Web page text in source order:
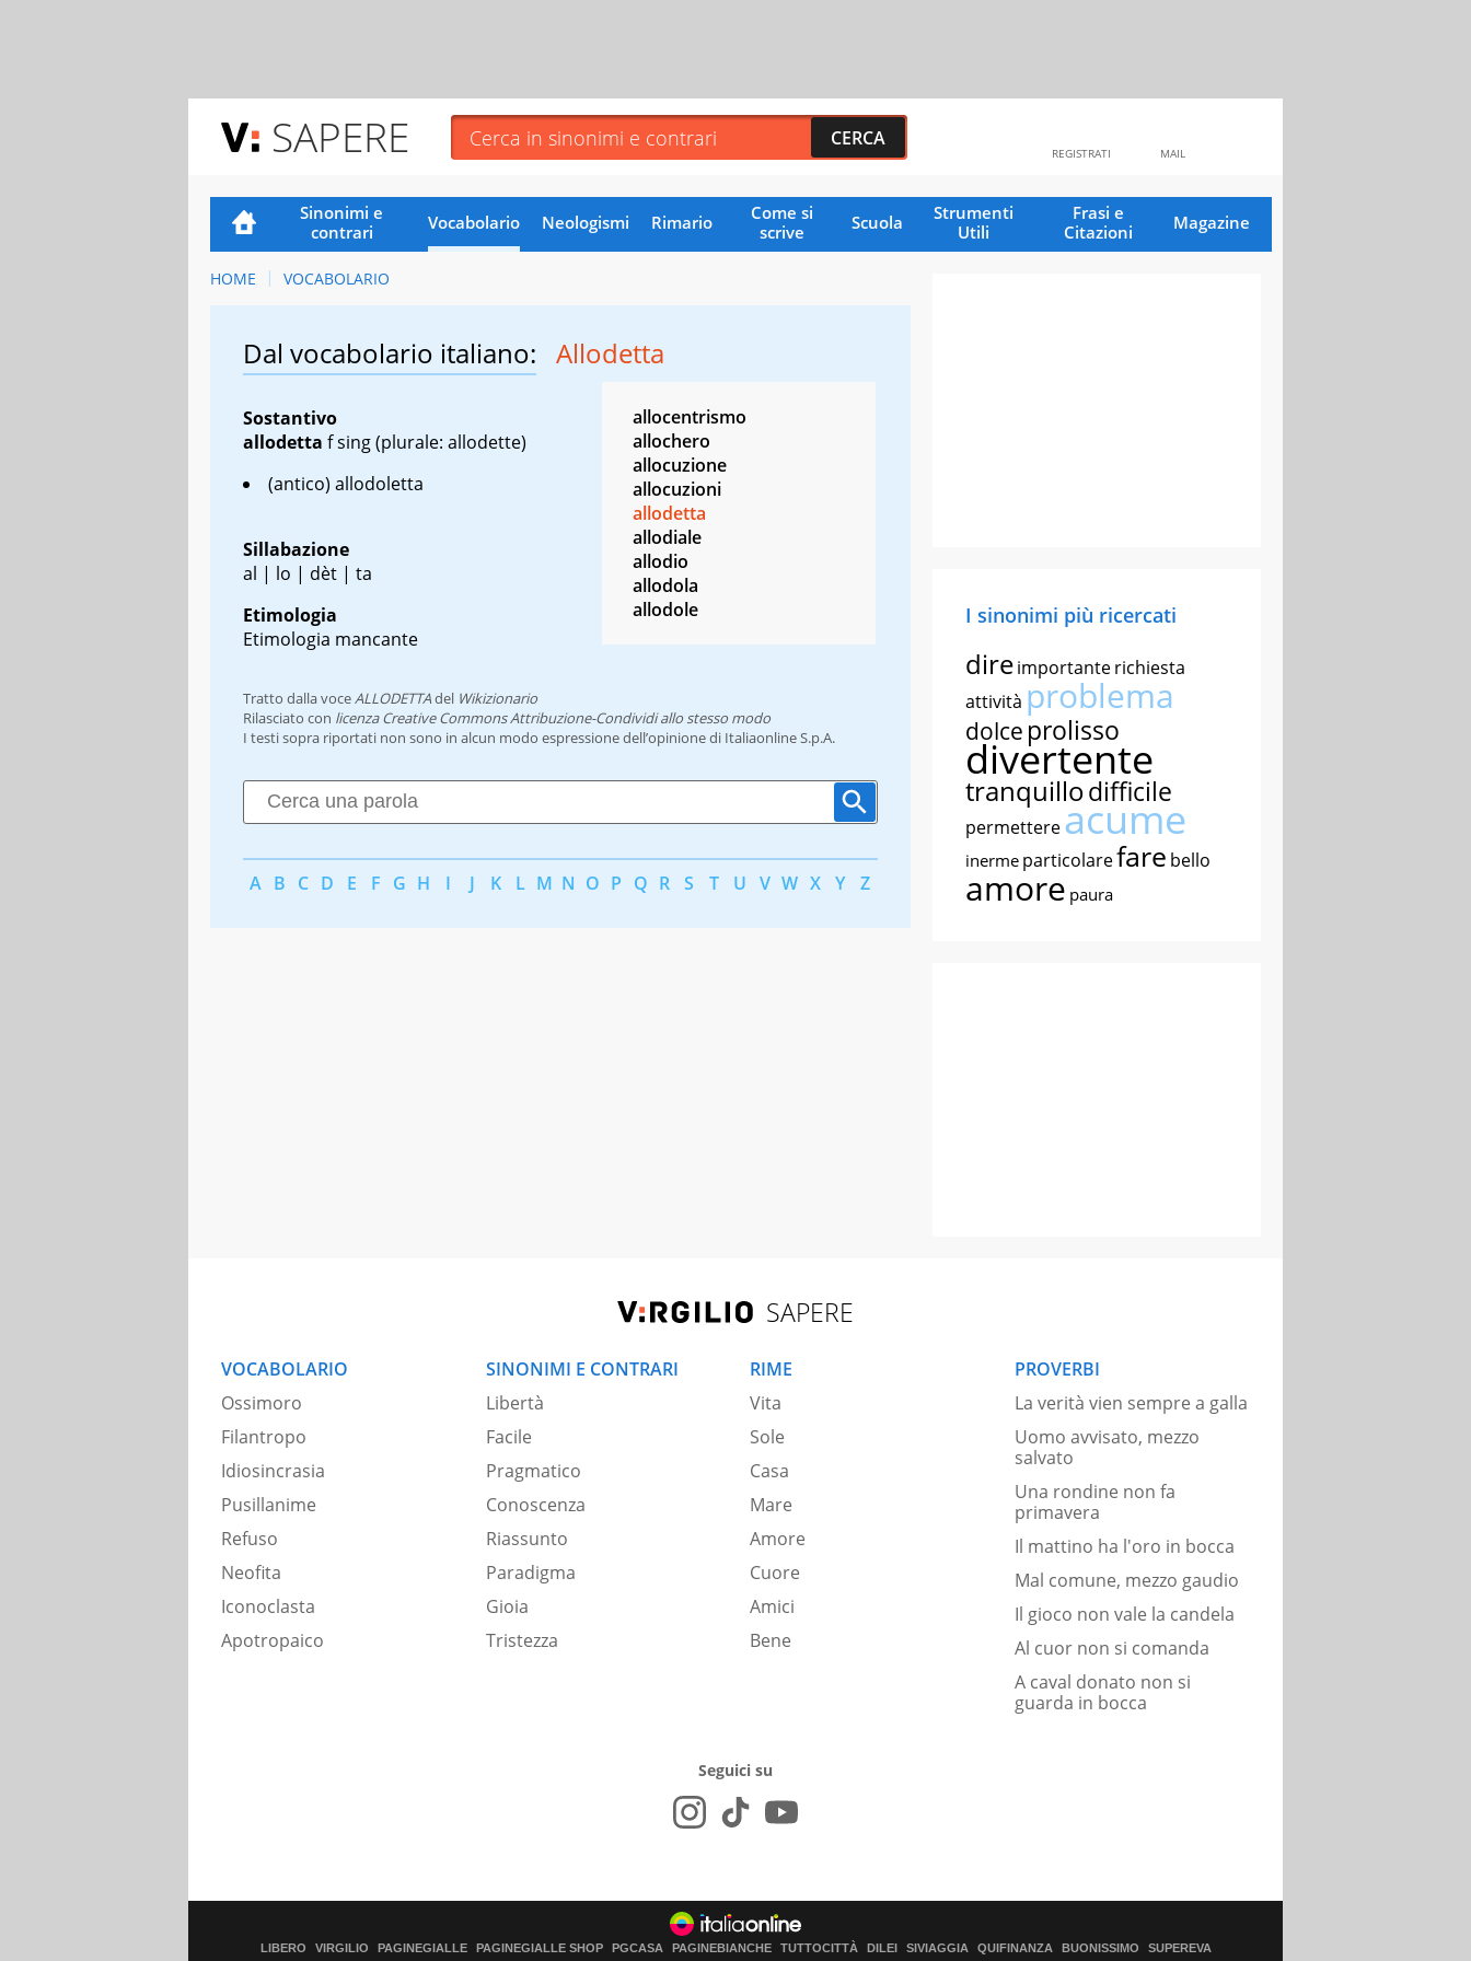
SAPERE MAIL
REGISTRATI
Sinonimi e
contrari
Vocabolario Neologismi Rimario
Come si
scrive
Scuola
Strumenti
Utili
Frasi e
Citazioni
Magazine
HOME VOCABOLARIO
Dal vocabolario italiano: Allodetta
Sostantivo
allodetta f sing(plurale: allodette)
(antico) allodoletta
Sillabazione
al | lo | dèt | ta
Etimologia
Etimologia mancante
allocentrismo
allochero
allocuzione
allocuzioni
allodetta
allodiale
allodio
allodola
allodole
Tratto dalla voce ALLODETTAdel Wikizionario
Rilasciato con licenza Creative Commons Attribuzione-Condividi allo stesso modo
I testi sopra riportati non sono in alcun modo espressione dell’opinione di Italiaonline S.p.A.
A B C D E F G H I J K L M N O P Q R S T U V W X Y Z
I sinonimi più ricercati
direimportanterichiesta
attività problema
dolce prolisso
divertente
tranquillodifficile
permettereacume
inerme particolarefare bello
amore paura
SAPERE
VOCABOLARIO
Ossimoro
Filantropo
Idiosincrasia
Pusillanime
Refuso
Neofita
Iconoclasta
Apotropaico
SINONIMI E CONTRARI
Libertà
Facile
Pragmatico
Conoscenza
Riassunto
Paradigma
Gioia
Tristezza
RIME
Vita
Sole
Casa
Mare
Amore
Cuore
Amici
Bene
PROVERBI
La verità vien sempre a galla
Uomo avvisato, mezzo
salvato
Una rondine non fa
primavera
Il mattino ha l'oro in bocca
Mal comune, mezzo gaudio
Il gioco non vale la candela
Al cuor non si comanda
A caval donato non si
guarda in bocca
Seguici su
LIBERO VIRGILIO PAGINEGIALLE PAGINEGIALLE SHOP PGCASA PAGINEBIANCHE TUTTOCITTÀ DILEI SIVIAGGIA QUIFINANZA BUONISSIMO SUPEREVA